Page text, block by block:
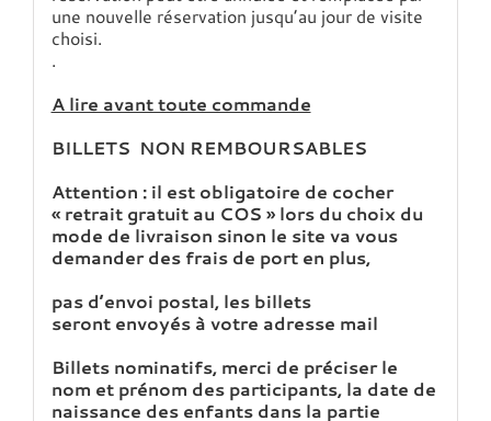
une nouvelle réservation jusqu’au jour de visite
choisi.
.
A lire avant toute commande
BILLETS NON REMBOURSABLES
Attention : il est obligatoire de cocher
« retrait gratuit au COS » lors du choix du
mode de livraison sinon le site va vous
demander des frais de port en plus,
pas d’envoi postal, les billets
seront envoyés à votre adresse mail
Billets nominatifs, merci de préciser le
nom et prénom des participants, la date de
naissance des enfants dans la partie